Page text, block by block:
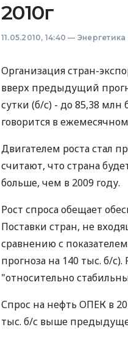
2010г
11.05.2010, 14:40 — Энергетика
Организация стран-
вверх предыдущий
сутки (б/с) - до 85,38 млн
говорится в
Двигателем роста стал
считают, что страна
больше, чем в 2009 году.
Рост спроса обещает
Поставки стран, не
сравнению с
прогноза на 140 тыс. б/
"относительно
Спрос на нефть ОПЕК в
тыс. б/с выше